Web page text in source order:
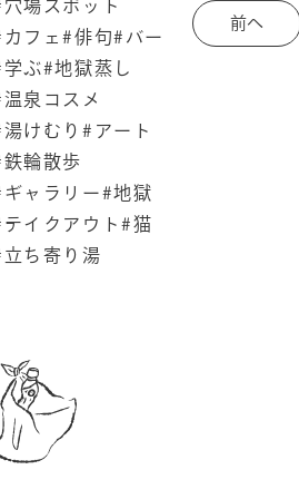
前へ
穴場スポット
カフェ#俳句#バー
学ぶ#地獄蒸し
泉コスメ
けむり #アート
鉄輪散歩
ギャラリー#地獄
テイクアウト#猫
立ち寄り湯